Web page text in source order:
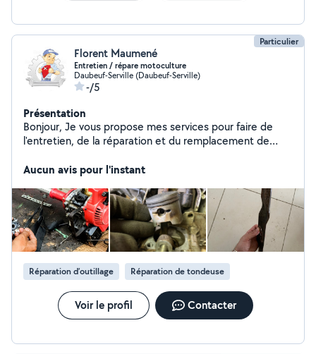
Particulier
Florent Maumené
Entretien / répare motoculture
Daubeuf-Serville (Daubeuf-Serville)
-/5
Présentation
Bonjour, Je vous propose mes services pour faire de
l'entretien, de la réparation et du remplacement de
debroussailleuse et les tailles haies sur les modèles
et de lames. Pour information je ne répare pas les
tracteurs-tondeuses et ne fais pas de réparation à
domicile. Cordialement
Aucun avis pour l'instant
Réparation d’outillage Réparation de tondeuse
Voir le profil Contacter